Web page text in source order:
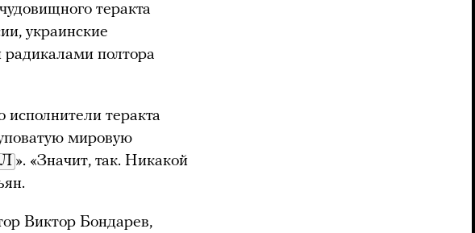
теракта
украинские
полтора
исполнители теракта
мировую
». «Значит, так. Никакой
Виктор Бондарев,